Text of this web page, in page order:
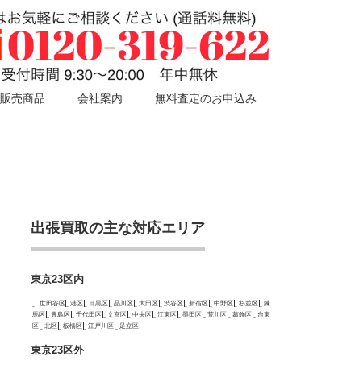
販売商品 会社案内 無料査定のお申込み
出張買取の主な対応エリア
東京23区内
世田谷区 港区 目黒区 品川区 大田区 渋谷区 新宿区 中野区 杉並区
練
馬区
豊島区 千代田区 文京区 中央区 江東区 墨田区 荒川区 葛飾区
台東
区
北区 板橋区 江戸川区 足立区
東京23区外